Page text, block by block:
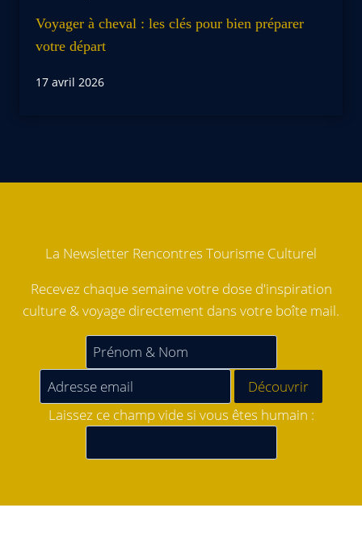
Voyager à cheval : les clés pour bien préparer
votre départ
17 avril 2026
La Newsletter Rencontres Tourisme Culturel
Recevez chaque semaine votre dose d'inspiration
culture & voyage directement dans votre boîte mail.
Laissez ce champ vide si vous êtes humain :